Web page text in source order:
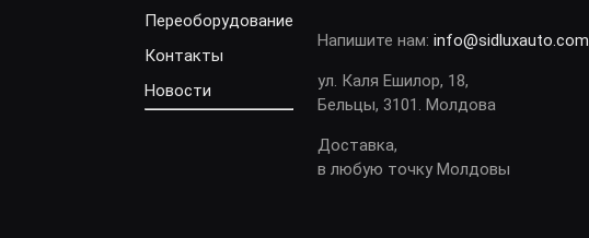
Переоборудование
Контакты
Новости
Напишите нам:info@sidluxauto.com
ул. Каля Ешилор, 18,
Бельцы, 3101. Молдова
Доставка,
в любую точку Молдовы